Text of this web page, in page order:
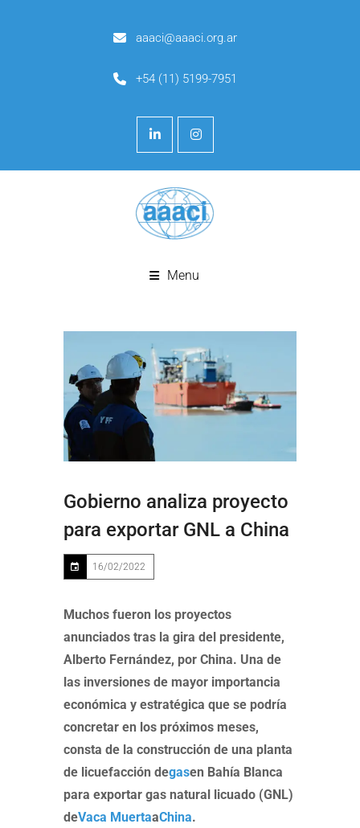
aaaci@aaaci.org.ar
+54 (11) 5199-7951
Menu
Gobierno analiza proyecto
para exportar GNL a China
16/02/2022
Muchos fueron los proyectos
anunciados tras la gira del presidente,
Alberto Fernández, por China. Una de
las inversiones de mayor importancia
económica y estratégica que se podría
concretar en los próximos meses,
consta de la construcción de una planta
de licuefacción degasen Bahía Blanca
para exportar gas natural licuado (GNL)
deVaca MuertaaChina.